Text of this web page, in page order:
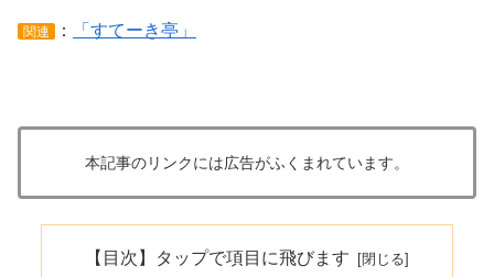
関連 ： 「すてーき亭」
本記事のリンクには広告がふくまれています。
【目次】タップで項目に飛びます